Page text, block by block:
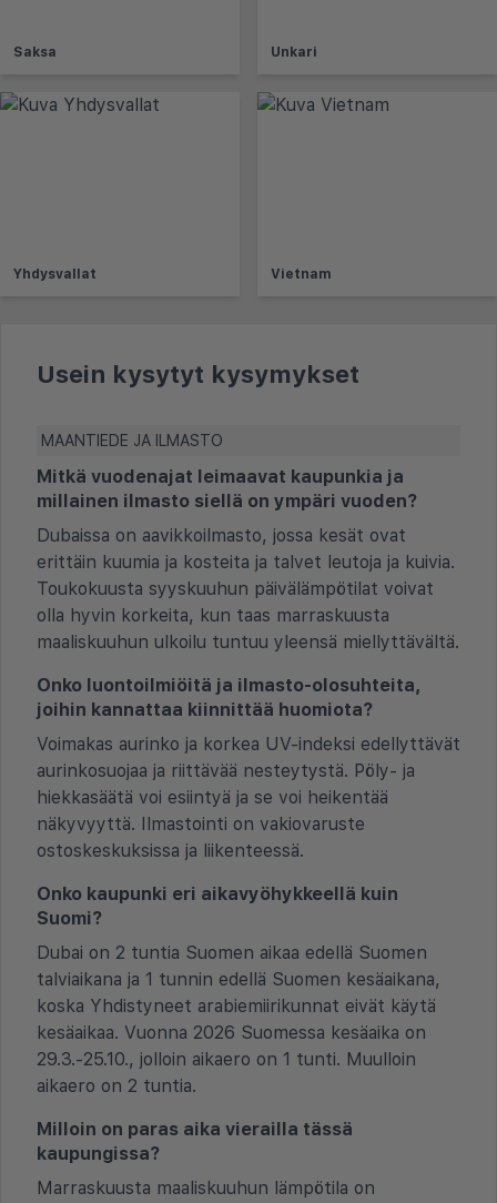
Saksa Unkari
Yhdysvallat Vietnam
Usein kysytyt kysymykset
MAANTIEDE JA ILMASTO
Mitkä vuodenajat leimaavat kaupunkia ja
millainen ilmasto siellä on ympäri vuoden?
Dubaissa on aavikkoilmasto, jossa kesät ovat
erittäin kuumia ja kosteita ja talvet leutoja ja kuivia.
Toukokuusta syyskuuhun päivälämpötilat voivat
olla hyvin korkeita, kun taas marraskuusta
maaliskuuhun ulkoilu tuntuu yleensä miellyttävältä.
Onko luontoilmiöitä ja ilmasto-olosuhteita,
joihin kannattaa kiinnittää huomiota?
Voimakas aurinko ja korkea UV-indeksi edellyttävät
aurinkosuojaa ja riittävää nesteytystä. Pöly- ja
hiekkasäätä voi esiintyä ja se voi heikentää
näkyvyyttä. Ilmastointi on vakiovaruste
ostoskeskuksissa ja liikenteessä.
Onko kaupunki eri aikavyöhykkeellä kuin
Suomi?
Dubai on 2 tuntia Suomen aikaa edellä Suomen
talviaikana ja 1 tunnin edellä Suomen kesäaikana,
koska Yhdistyneet arabiemiirikunnat eivät käytä
kesäaikaa. Vuonna 2026 Suomessa kesäaika on
29.3.-25.10., jolloin aikaero on 1 tunti. Muulloin
aikaero on 2 tuntia.
Milloin on paras aika vierailla tässä
kaupungissa?
Marraskuusta maaliskuuhun lämpötila on